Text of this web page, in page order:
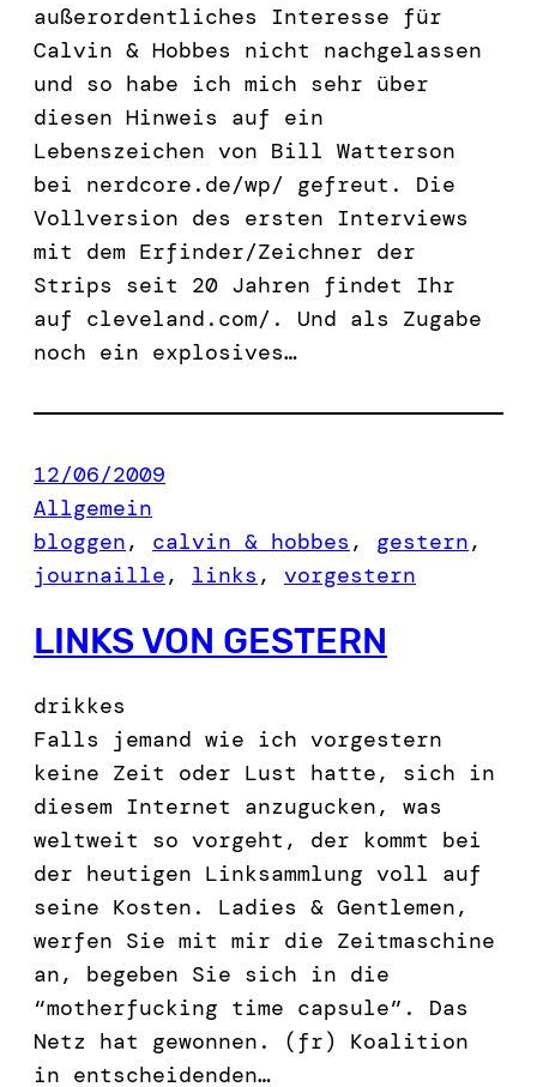
außerordentliches Interesse für
Calvin & Hobbes nicht nachgelassen
und so habe ich mich sehr über
diesen Hinweis auf ein
Lebenszeichen von Bill Watterson
bei nerdcore.de/wp/ gefreut. Die
Vollversion des ersten Interviews
mit dem Erfinder/Zeichner der
Strips seit 20 Jahren findet Ihr
auf cleveland.com/. Und als Zugabe
noch ein explosives…
12/06/2009
Allgemein
bloggen, calvin & hobbes , gestern
journaille, links , vorgestern
LINKS VON GESTERN
drikkes
Falls jemand wie ich vorgestern
keine Zeit oder Lust hatte, sich in
diesem Internet anzugucken, was
weltweit so vorgeht, der kommt bei
der heutigen Linksammlung voll auf
seine Kosten. Ladies & Gentlemen,
werfen Sie mit mir die Zeitmaschine
an, begeben Sie sich in die
“motherfucking time capsule”. Das
Netz hat gewonnen. (fr) Koalition
in entscheidenden…